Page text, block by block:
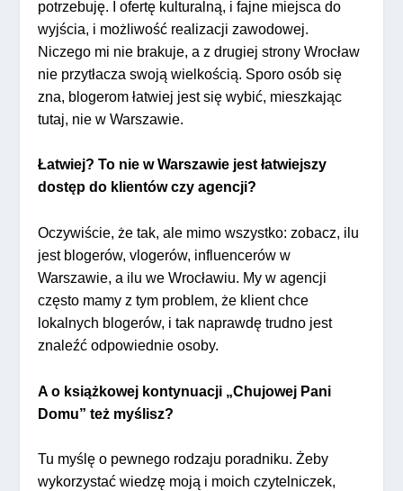
potrzebuję. I ofertę kulturalną, i fajne miejsca do
wyjścia, i możliwość realizacji zawodowej.
Niczego mi nie brakuje, a z drugiej strony Wrocław
nie przytłacza swoją wielkością. Sporo osób się
zna, blogerom łatwiej jest się wybić, mieszkając
tutaj, nie w Warszawie.
Łatwiej? To nie w Warszawie jest łatwiejszy
dostęp do klientów czy agencji?
Oczywiście, że tak, ale mimo wszystko: zobacz, ilu
jest blogerów, vlogerów, influencerów w
Warszawie, a ilu we Wrocławiu. My w agencji
często mamy z tym problem, że klient chce
lokalnych blogerów, i tak naprawdę trudno jest
znaleźć odpowiednie osoby.
A o książkowej kontynuacji „Chujowej Pani
Domu” też myślisz?
Tu myślę o pewnego rodzaju poradniku. Żeby
wykorzystać wiedzę moją i moich czytelniczek,